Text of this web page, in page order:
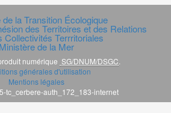
la Transition Écologique
des Territoires et des Relations
Collectivités Terrritoriales
Ministère de la Mer
numérique SG/DNUM/DSGC
générales d'utilisation
Mentions légales
tc_cerbere-auth_172_183-internet